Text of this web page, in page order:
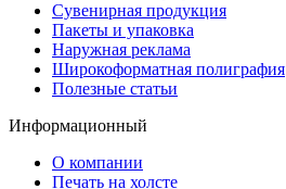
Сувенирная продукция
Пакеты и упаковка
Наружная реклама
Широкоформатная полиграфия
Полезные статьи
Информационный
О компании
Печать на холсте